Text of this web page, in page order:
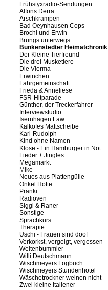
Frühstyxradio-Sendungen
Alfons Derra
Arschkrampen
Bad Oeynhausen Cops
Brochi und Erwin
Brungs unterwegs
Bunkenstedter Heimatchronik
Der Kleine Tierfreund
Die drei Musketiere
Die Vierma
Erwinchen
Fahrgemeinschaft
Frieda & Anneliese
FSR-Hitparade
Günther, der Treckerfahrer
Interviewstudio
Isernhagen Law
Kalkofes Mattscheibe
Karl-Rudolph
Kind ohne Namen
Klose - Ein Hamburger in Not
Lieder + Jingles
Megamarkt
Mike
Neues aus Plattengülle
Onkel Hotte
Pränki
Radioven
Siggi & Raner
Sonstige
Sprachkurs
Therapie
Uschi - Frauen sind doof
Verkorkst, vergeigt, vergessen
Weltenbummler
Willi Deutschmann
Wischmeyers Logbuch
Wischmeyers Stundenhotel
Wäschetrockner weinen nicht
Zwei kleine Italiener